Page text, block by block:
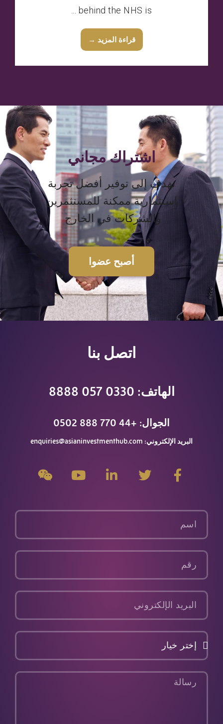
behind the NHS is ...
قراءة المزيد →
اشتراك مجاني
نهدف إلى توفير أفضل تجربة
استثمارية ممكنة للمستثمرين
والشركات في الخارج
أصبح عضوا
اتصل بنا
الهاتف: 0330 057 8888
الجوال: +44 770 888 0502
البريد الإلكتروني: enquiries@asianinvestmenthub.com
و
ق
ا
ت
و
ص
ل
ا
ل
ا
ج
م
ا
و
ر
ا
ن
ع
ل
و
ي
ت
ي
ب
ى
ن
اسم
رقم
البريد
الإلكتروني
إختر
خيار
رسالة